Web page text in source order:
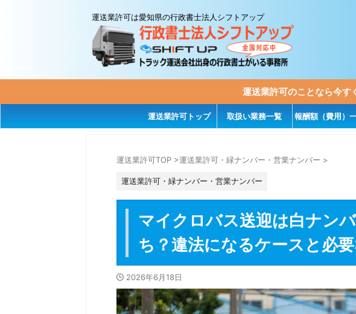
運送業許可は愛知県の行政書士法人シフトアップ
運送業許可のことなら今す
運送業許可トップ 取扱い業務一覧 報酬額（費用）
運送業許可TOP >運送業許可・緑ナンバー・営業ナンバー >
運送業許可・緑ナンバー・営業ナンバー
マイクロバス送迎は白ナン
ち？違法になるケースと必
2026年6月18日